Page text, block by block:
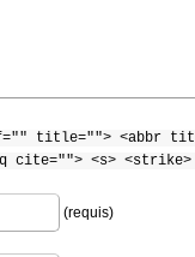
title=""> <abbr
cite=""> <s> <strike>
(requis)